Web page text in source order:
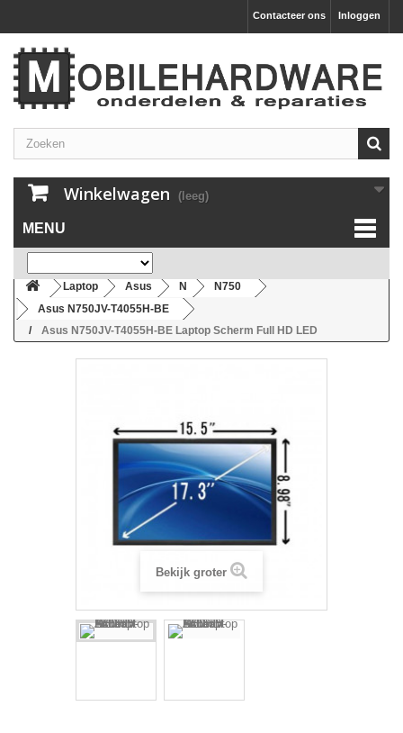
Inloggen
Contacteer ons
Winkelwagen (leeg)
MENU
Laptop Asus N
N750
Asus N750JV-T4055H-BE
Asus N750JV-T4055H-BE Laptop Scherm Full HD LED
Bekijk groter